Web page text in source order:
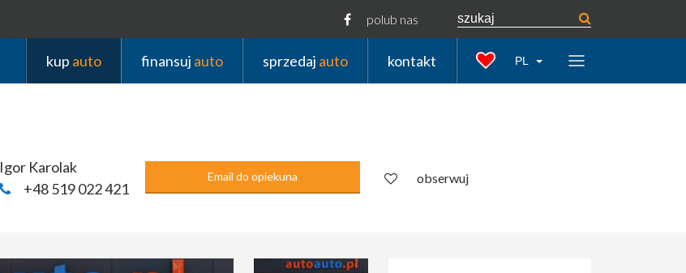
polub nas
kup auto finansuj auto sprzedaj auto kontakt PL
Igor Karolak
+48 519 022 421
Email do opiekuna obserwuj